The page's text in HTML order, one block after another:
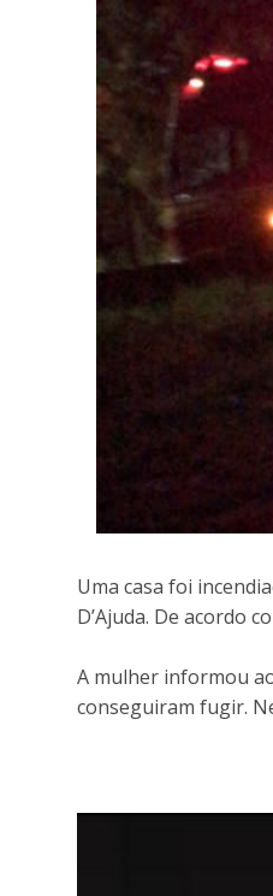
Uma casa foi
D’Ajuda. De acordo
A mulher informou
conseguiram fugir.